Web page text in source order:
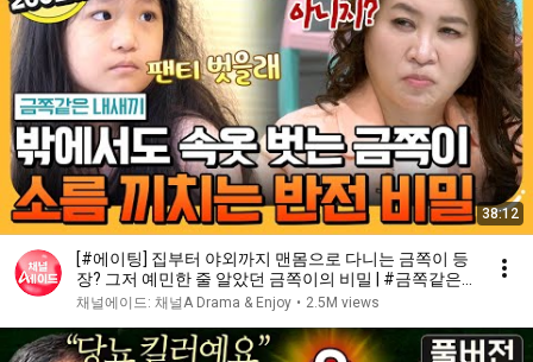
38:12
[#에이팅] 집부터 야외까지 맨몸으로 다니는 금쪽이 등
장? 그저 예민한 줄 알았던 금쪽이의 비밀 | #금쪽같은
내새끼 227회
채널에이드: 채널A Drama & Enjoy • 2.5M views